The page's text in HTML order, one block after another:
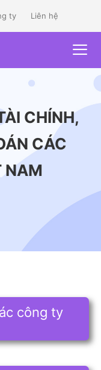
ty Liên hệ
CHÍNH,
CÁC
NAM
công ty